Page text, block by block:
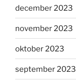
december 2023
november 2023
oktober 2023
september 2023